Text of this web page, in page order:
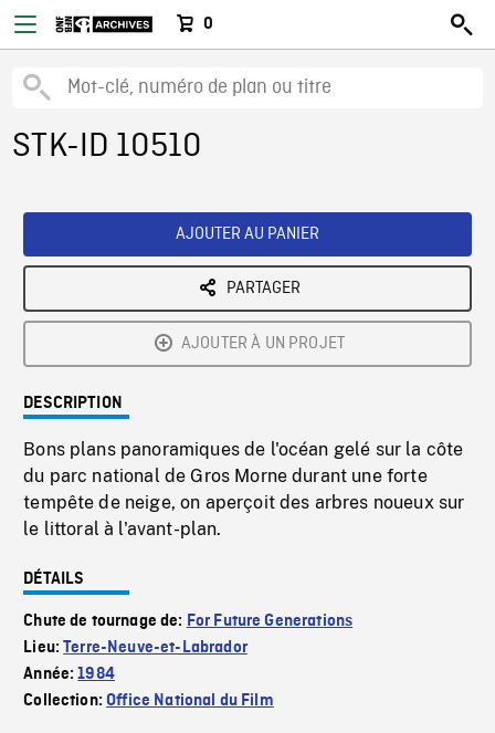
0
STK-ID 10510
AJOUTER AU PANIER
PARTAGER
AJOUTER À UN PROJET
DESCRIPTION
Bons plans panoramiques de l'océan gelé sur la côte
du parc national de Gros Morne durant une forte
tempête de neige, on aperçoit des arbres noueux sur
le littoral à l'avant-plan.
DÉTAILS
Chute de tournage de: For Future Generations
Lieu:Terre-Neuve-et-Labrador
Année:1984
Collection:Office National du Film